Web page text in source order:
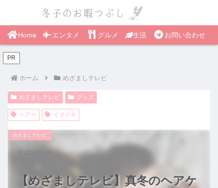
Home エンタメ グルメ 生活 お問い合わせ
PR
ホーム めざましテレビ
めざましテレビ グッズ
ヘアー イマドキ
【めざましテレビ】真冬のヘアケ
めざましテレビ
2024.01.24